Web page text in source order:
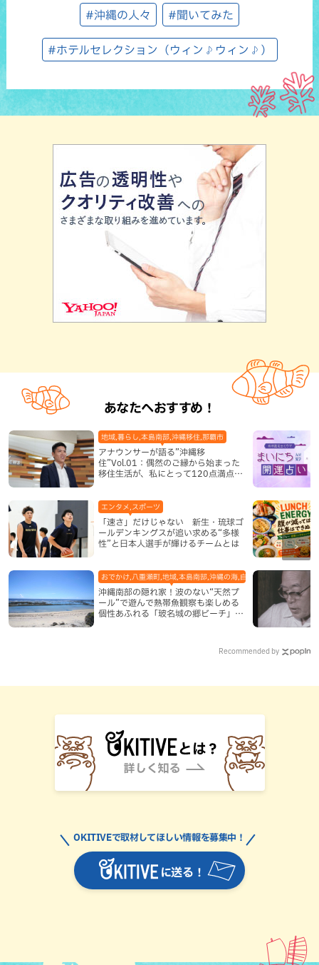
#沖縄の人々 #聞いてみた
#ホテルセレクション（ウィン♪ウィン♪）
あなたへおすすめ！
アナウンサーが語る”沖縄移
住”Vol.01：偶然のご縁から始まった
移住生活が、私にとって120点満点に
地域,暮らし,本島南部,沖縄移住,那覇市
「速さ」だけじゃない 新生・琉球ゴ
ールデンキングスが追い求める“多様
性”と日本人選手が輝けるチームとは
エンタメ,スポーツ
沖縄南部の隠れ家！波のない“天然プ
ール”で遊んで熱帯魚観察も楽しめる
個性あふれる「玻名城の郷ビーチ」
おでかけ,八重瀬町,地域,本島南部,沖縄の海,自然
Recommended by
に送る！
OKITIVEで取材してほしい情報を募集中！